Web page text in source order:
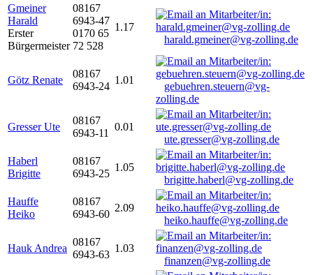
Gmeiner
Harald
Erster
Bürgermeister
08167
6943-47
0170 65
72 528
1.17
harald.gmeiner@vg-zolling.de
Götz Renate
08167
6943-24
1.01
gebuehren.steuern@vg-
zolling.de
Gresser Ute
08167
6943-11
0.01
ute.gresser@vg-zolling.de
Haberl
Brigitte
08167
6943-25
1.05
brigitte.haberl@vg-zolling.de
Hauffe
Heiko
08167
6943-60
2.09
heiko.hauffe@vg-zolling.de
Hauk Andrea
08167
6943-63
1.03
finanzen@vg-zolling.de